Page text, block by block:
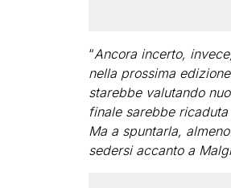
“Ancora incerto,
nella prossima
starebbe valutando
finale sarebbe
Ma a spuntarla,
sedersi accanto a